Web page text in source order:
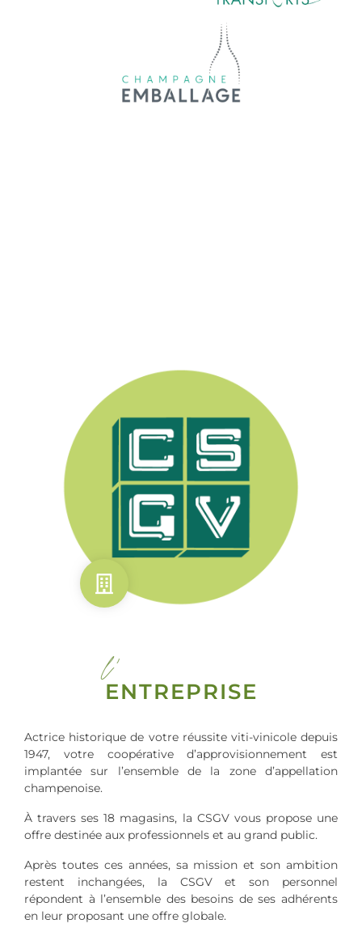
l'
ENTREPRISE
Actrice historique de votre réussite viti-vinicole depuis
1947, votre coopérative d’approvisionnement est
implantée sur l’ensemble de la zone d’appellation
champenoise.
À travers ses 18 magasins, la CSGV vous propose une
offre destinée aux professionnels et au grand public.
Après toutes ces années, sa mission et son ambition
restent inchangées, la CSGV et son personnel
répondent à l’ensemble des besoins de ses adhérents
en leur proposant une offre globale.